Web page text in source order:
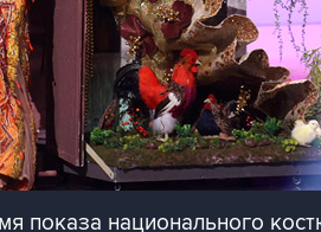
показа национального